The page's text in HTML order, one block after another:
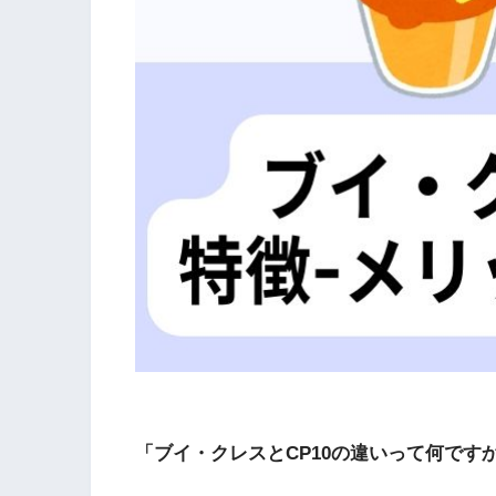
「ブイ・クレスとCP10の違いって何です